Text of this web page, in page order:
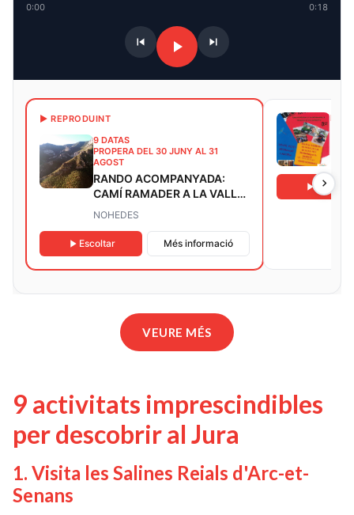
0:00 0:18
▶ REPRODUINT
9 DATAS
PROPERA DEL 30 JUNY AL 31
AGOST
RANDO ACOMPANYADA:
CAMÍ RAMADER A LA VALLE
DE NOHEDES
NOHEDES
Escoltar Més informació
DEL
Escoltar
VEURE MÉS
9 activitats imprescindibles
per descobrir al Jura
1. Visita les Salines Reials d'Arc-et-
Senans